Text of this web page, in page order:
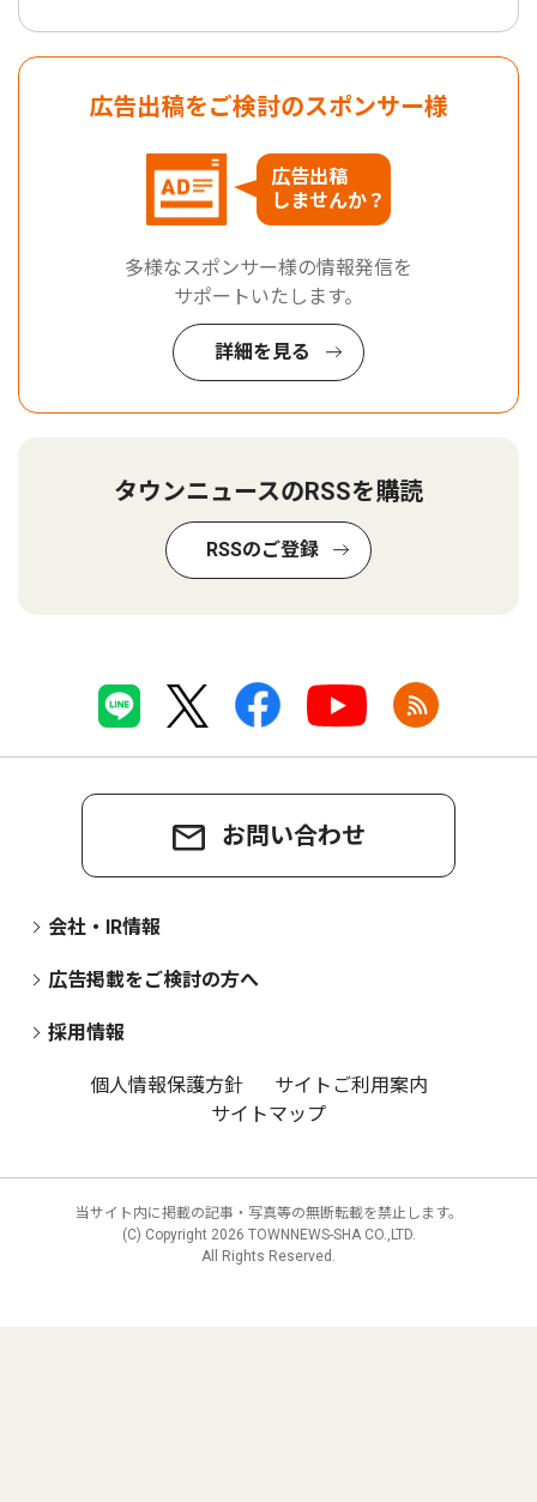
広告出稿をご検討のスポンサー様
広告出稿
しませんか？
多様なスポンサー様の情報発信を
サポートいたします。
詳細を見る
タウンニュースのRSSを購読
RSSのご登録
お問い合わせ
会社・IR情報
広告掲載をご検討の方へ
採用情報
個人情報保護方針
サイトご利用案内
サイトマップ
当サイト内に掲載の記事・写真等の無断転載を禁止します。
(C) Copyright 2026 TOWNNEWS-SHA CO.,LTD.
All Rights Reserved.